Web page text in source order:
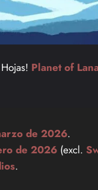
Planet of
de 2026.
de 2026(excl.
.